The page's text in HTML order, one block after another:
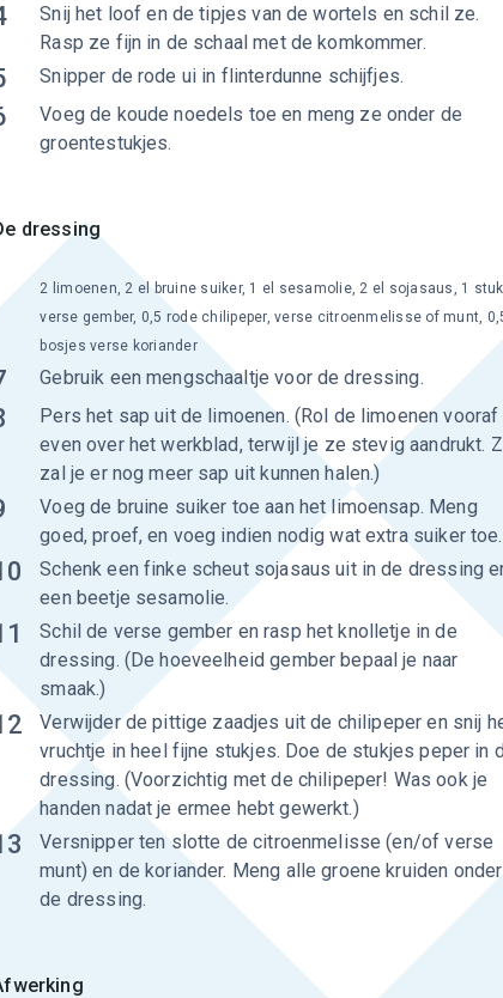
Snij het loof en de tipjes van de wortels en schil ze.
Rasp ze fijn in de schaal met de komkommer.
Snipper de rode ui in flinterdunne schijfjes.
Voeg de koude noedels toe en meng ze onder de
groentestukjes.
dressing
Gebruik een mengschaaltje voor de dressing.
2 limoenen, 2 el bruine suiker, 1 el sesamolie, 2 el sojasaus, 1 stuk
verse gember, 0,5 rode chilipeper, verse citroenmelisse of munt,
bosjes verse koriander
Pers het sap uit de limoenen. (Rol de limoenen vooraf
even over het werkblad, terwijl je ze stevig aandrukt.
zal je er nog meer sap uit kunnen halen.)
Voeg de bruine suiker toe aan het limoensap. Meng
goed, proef, en voeg indien nodig wat extra suiker toe.
Schenk een finke scheut sojasaus uit in de dressing
een beetje sesamolie.
Schil de verse gember en rasp het knolletje in de
dressing. (De hoeveelheid gember bepaal je naar
smaak.)
Verwijder de pittige zaadjes uit de chilipeper en snij
vruchtje in heel fijne stukjes. Doe de stukjes peper in
dressing. (Voorzichtig met de chilipeper! Was ook je
handen nadat je ermee hebt gewerkt.)
Versnipper ten slotte de citroenmelisse (en/of verse
munt) en de koriander. Meng alle groene kruiden onder
de dressing.